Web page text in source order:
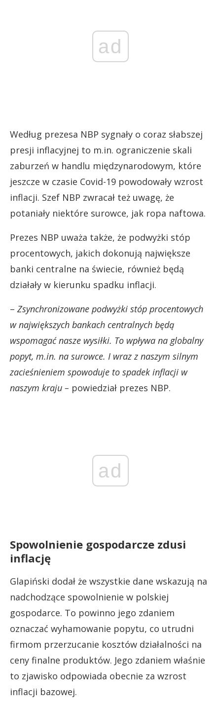
ad
Według prezesa NBP sygnały o coraz słabszej
presji inflacyjnej to m.in. ograniczenie skali
zaburzeń w handlu międzynarodowym, które
jeszcze w czasie Covid-19 powodowały wzrost
inflacji. Szef NBP zwracał też uwagę, że
potaniały niektóre surowce, jak ropa naftowa.
Prezes NBP uważa także, że podwyżki stóp
procentowych, jakich dokonują największe
banki centralne na świecie, również będą
działały w kierunku spadku inflacji.
– Zsynchronizowane podwyżki stóp procentowych
w największych bankach centralnych będą
wspomagać nasze wysiłki. To wpływa na globalny
popyt, m.in. na surowce. I wraz z naszym silnym
zacieśnieniem spowoduje to spadek inflacji w
naszym kraju – powiedział prezes NBP.
ad
Spowolnienie gospodarcze zdusi
inflację
Glapiński dodał że wszystkie dane wskazują na
nadchodzące spowolnienie w polskiej
gospodarce. To powinno jego zdaniem
oznaczać wyhamowanie popytu, co utrudni
firmom przerzucanie kosztów działalności na
ceny finalne produktów. Jego zdaniem właśnie
to zjawisko odpowiada obecnie za wzrost
inflacji bazowej.